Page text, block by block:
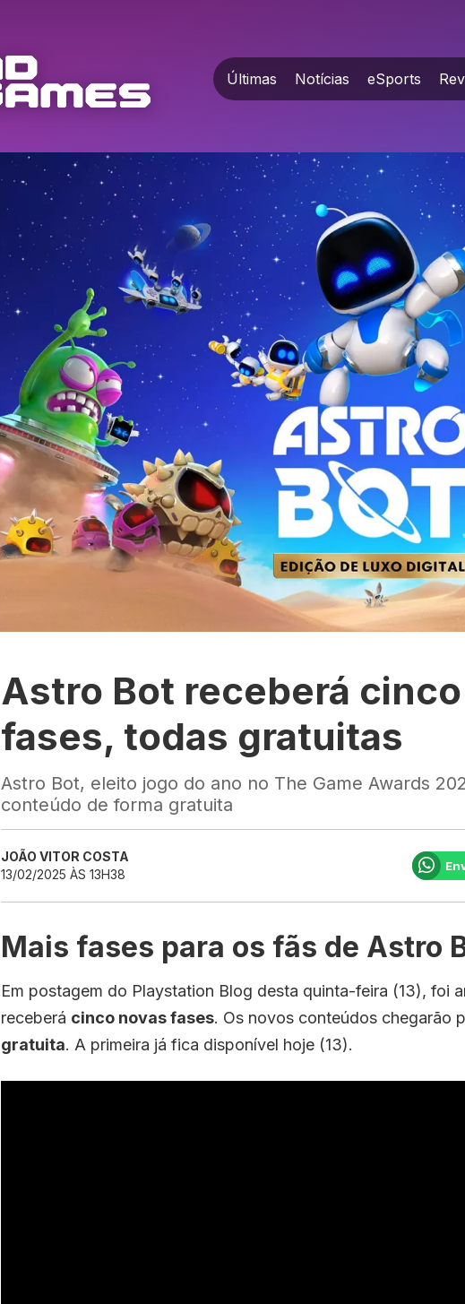
Últimas Notícias eSports
Astro Bot receberá
fases, todas gratuitas
Astro Bot, eleito jogo do ano no The Game Awards
conteúdo de forma gratuita
JOÃO VITOR COSTA
13/02/2025 ÀS 13H38
Mais fases para os fãs de Astro
Em postagem do Playstation Blog desta quinta-feira (13), foi
receberá cinco novas fases. Os novos conteúdos chegarão
gratuita. A primeira já fica disponível hoje (13).